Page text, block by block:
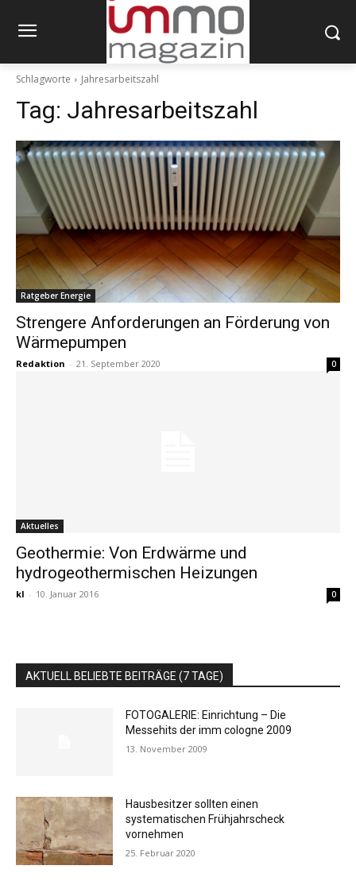
Schlagworte Jahresarbeitszahl
Tag: Jahresarbeitszahl
Ratgeber Energie
Strengere Anforderungen an Förderung von
Wärmepumpen
Redaktion - 21. September 2020 0
Aktuelles
Geothermie: Von Erdwärme und
hydrogeothermischen Heizungen
kl - 10. Januar 2016 0
AKTUELL BELIEBTE BEITRÄGE (7 TAGE)
FOTOGALERIE: Einrichtung – Die
Messehits der imm cologne 2009
13. November 2009
Hausbesitzer sollten einen
systematischen Frühjahrscheck
vornehmen
25. Februar 2020